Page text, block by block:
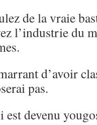
de la vraie
l’industrie du
d’avoir
pas.
devenu